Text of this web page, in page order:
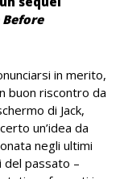
in merito,
buon riscontro da
di Jack,
un’idea da
negli ultimi
del passato –